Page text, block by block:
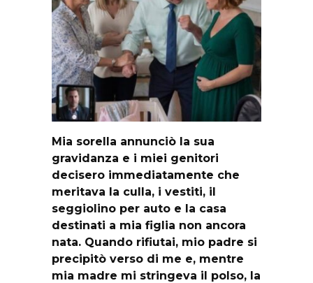
Mia sorella annunciò la sua
gravidanza e i miei genitori
decisero immediatamente che
meritava la culla, i vestiti, il
seggiolino per auto e la casa
destinati a mia figlia non ancora
nata. Quando rifiutai, mio padre si
precipitò verso di me e, mentre
mia madre mi stringeva il polso, la